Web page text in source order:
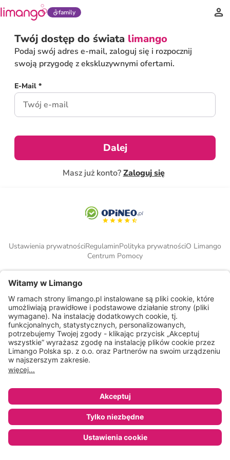
family
Twój dostęp do świata limango
Podaj swój adres e-mail, zaloguj się i rozpocznij
swoją przygodę z ekskluzywnymi ofertami.
E-Mail *
Dalej
Masz już konto?Zaloguj się
Ustawienia prywatnościRegulaminPolityka prywatnościO Limango
Centrum Pomocy